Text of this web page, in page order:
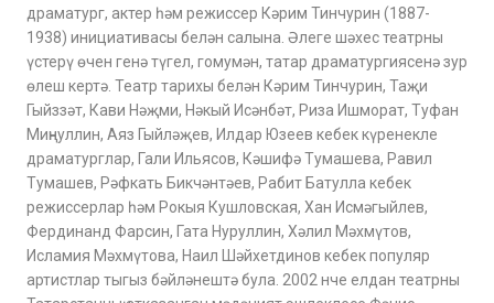
драматург, актер һәм режиссер Кәрим Тинчурин (1887-
1938) инициативасы белән салына. Әлеге шәхес театрны
үстерү өчен генә түгел, гомумән, татар драматургиясенә зур
өлеш кертә. Театр тарихы белән Кәрим Тинчурин, Таҗи
Гыйззәт, Кави Нәҗми, Нәкый Исәнбәт, Риза Ишморат, Туфан
Миңнуллин, Аяз Гыйләҗев, Илдар Юзеев кебек күренекле
драматурглар, Гали Ильясов, Кәшифә Тумашева, Равил
Тумашев, Рәфкать Бикчәнтәев, Рабит Батулла кебек
режиссерлар һәм Рокыя Кушловская, Хан Исмәгыйлев,
Фердинанд Фарсин, Гата Нуруллин, Хәлил Мәхмүтов,
Исламия Мәхмүтова, Наил Шәйхетдинов кебек популяр
артистлар тыгыз бәйләнештә була. 2002 нче елдан театрны